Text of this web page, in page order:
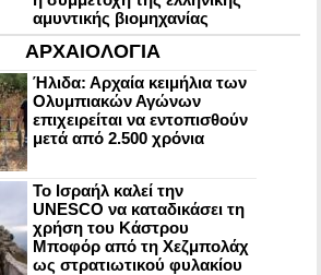
αμυντικής βιομηχανίας
ΑΡΧΑΙΟΛΟΓΙΑ
Ήλιδα: Αρχαία κειμήλια των
Ολυμπιακών Αγώνων
επιχειρείται να εντοπισθούν
μετά από 2.500 χρόνια
Το Ισραήλ καλεί την
UNESCO να καταδικάσει τη
χρήση του Κάστρου
Μποφόρ από τη Χεζμπολάχ
ως στρατιωτικού φυλακίου